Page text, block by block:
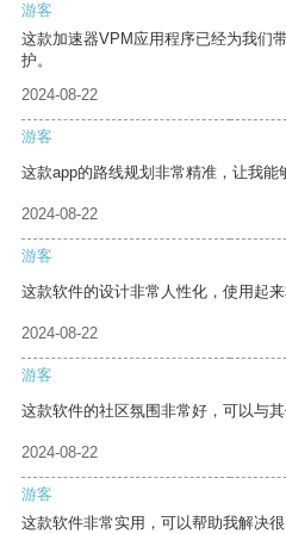
游客
这款加速器VPM应用程序已经为我们
护。
2024-08-22
游客
这款app的路线规划非常精准，让我能
2024-08-22
游客
这款软件的设计非常人性化，使用起来
2024-08-22
游客
这款软件的社区氛围非常好，可以与其
2024-08-22
游客
这款软件非常实用，可以帮助我解决